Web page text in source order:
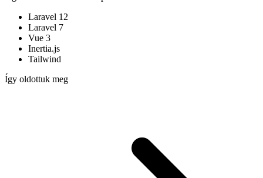
Laravel 12
Laravel 7
Vue 3
Inertia.js
Tailwind
Így oldottuk meg